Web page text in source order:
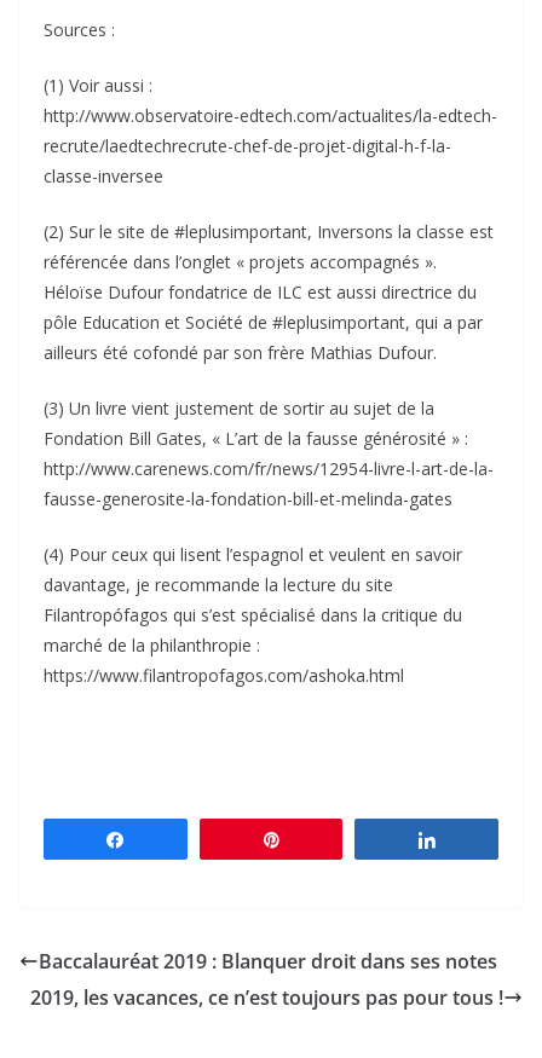
Sources :
(1) Voir aussi :
http://www.observatoire-edtech.com/actualites/la-edtech-
recrute/laedtechrecrute-chef-de-projet-digital-h-f-la-
classe-inversee
(2) Sur le site de #leplusimportant, Inversons la classe est
référencée dans l’onglet « projets accompagnés ».
Héloïse Dufour fondatrice de ILC est aussi directrice du
pôle Education et Société de #leplusimportant, qui a par
ailleurs été cofondé par son frère Mathias Dufour.
(3) Un livre vient justement de sortir au sujet de la
Fondation Bill Gates, « L’art de la fausse générosité » :
http://www.carenews.com/fr/news/12954-livre-l-art-de-la-
fausse-generosite-la-fondation-bill-et-melinda-gates
(4) Pour ceux qui lisent l’espagnol et veulent en savoir
davantage, je recommande la lecture du site
Filantropófagos qui s’est spécialisé dans la critique du
marché de la philanthropie :
https://www.filantropofagos.com/ashoka.html
Baccalauréat 2019 : Blanquer droit dans ses notes
2019, les vacances, ce n’est toujours pas pour tous !